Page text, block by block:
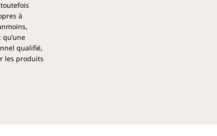
normale
normales
normal
du système nerveux
à
qualifié,
les produits